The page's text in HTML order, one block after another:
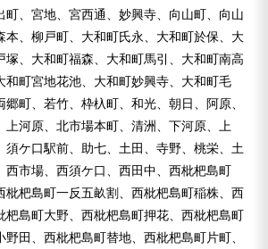
町、宮地、宮西通、妙興寺、向山町、向山
本、柳戸町、大和町氏永、大和町於保、大
塚、大和町福森、大和町馬引、大和町南高
和町宮地花池、大和町妙興寺、大和町毛
町、若竹、枠杁町、和光、朝日、阿原、
上河原、北市場本町、清洲、下河原、上
須ケ口駅前、助七、土田、寺野、桃栄、土
西市場、西須ケ口、西田中、西枇杷島町
枇杷島町一反五畝割、西枇杷島町稲株、西
杷島町大野、西枇杷島町押花、西枇杷島町
田、西枇杷島町替地、西枇杷島町片町、